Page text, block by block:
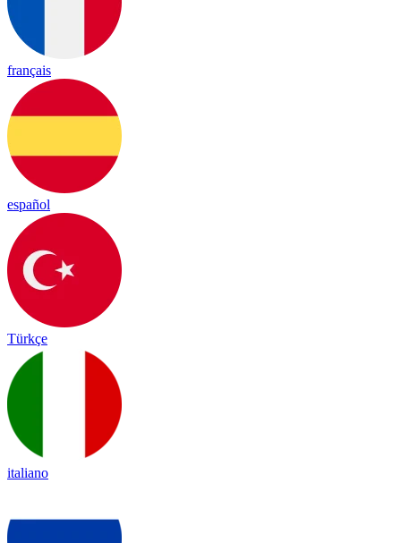
français
español
Türkçe
italiano